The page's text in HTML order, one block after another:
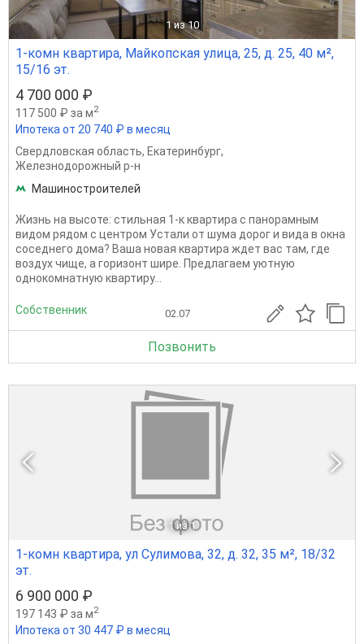
1 из 10
1-комн квартира, Майкопская улица, 25, д. 25, 40 м²,
15/16 эт.
4 700 000 ₽
117 500 ₽ за м2
Ипотека от 20 740 ₽ в месяц
Свердловская область, Екатеринбург,
Железнодорожный р-н
Машиностроителей
Жизнь на высоте: стильная 1-к квартира с панорамным
видом рядом с центром Устали от шума дорог и вида в окна
соседнего дома? Ваша новая квартира ждет вас там, где
воздух чище, а горизонт шире. Предлагаем уютную
однокомнатную квартиру...
Собственник 02.07
Позвонить
1 из 1
1-комн квартира, ул Сулимова, 32, д. 32, 35 м², 18/32
эт.
6 900 000 ₽
197 143 ₽ за м2
Ипотека от 30 447 ₽ в месяц